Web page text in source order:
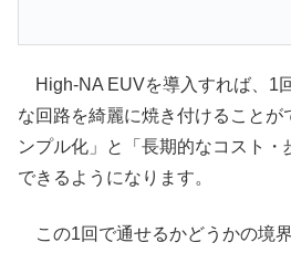
High-NA EUVを導入すれば、1
な回路を綺麗に焼き付けることが
ンプル化」と「長期的なコスト
できるようになります。
この1回で通せるかどうかの境